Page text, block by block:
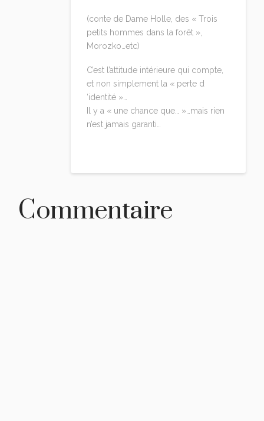
(conte de Dame Holle, des « Trois
petits hommes dans la forêt »,
Morozko…etc)
C’est l’attitude intérieure qui compte,
et non simplement la « perte d
‘identité »…
Il y a « une chance que… »…mais rien
n’est jamais garanti…
Commentaire